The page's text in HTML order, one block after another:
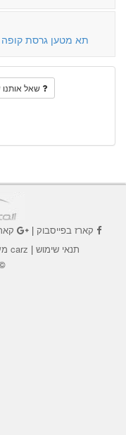
תא מטען גרסת קופה
שאל
קארז בפייסבוק|
תנאי שימוש | carz מעודד טבעונות
©